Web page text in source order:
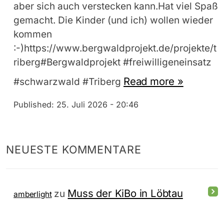
aber sich auch verstecken kann.Hat viel Spaß
gemacht. Die Kinder (und ich) wollen wieder
kommen
:-)https://www.bergwaldprojekt.de/projekte/t
riberg#Bergwaldprojekt #freiwilligeneinsatz
#schwarzwald #Triberg Read more »
Published: 25. Juli 2026 - 20:46
NEUESTE KOMMENTARE
amberlightzu Muss der KiBo in Löbtau